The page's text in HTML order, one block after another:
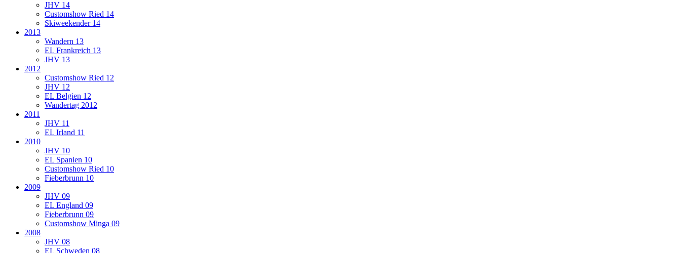
JHV 14
Customshow Ried 14
Skiweekender 14
2013
Wandern 13
EL Frankreich 13
JHV 13
2012
Customshow Ried 12
JHV 12
EL Belgien 12
Wandertag 2012
2011
JHV 11
EL Irland 11
2010
JHV 10
EL Spanien 10
Customshow Ried 10
Fieberbrunn 10
2009
JHV 09
EL England 09
Fieberbrunn 09
Customshow Minga 09
2008
JHV 08
EL Schweden 08